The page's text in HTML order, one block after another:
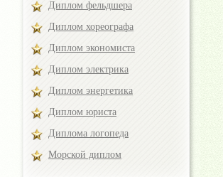
Диплом фельдшера
Диплом хореографа
Диплом экономиста
Диплом электрика
Диплом энергетика
Диплом юриста
Диплома логопеда
Морской диплом